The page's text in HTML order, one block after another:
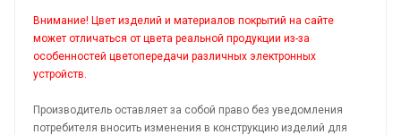
Внимание! Цвет изделий и материалов покрытий на сайте
может отличаться от цвета реальной продукции из-за
особенностей цветопередачи различных электронных
устройств.
Производитель оставляет за собой право без уведомления
потребителя вносить изменения в конструкцию изделий для